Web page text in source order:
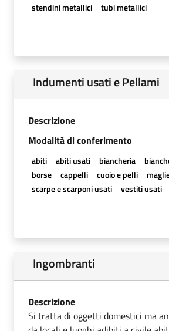
stendini metallici
tubi metallici
Indumenti usati e Pellami
Descrizione
Modalità di conferimento
abiti abiti usati biancheria
borse
cappelli cuoio e pelli
scarpe e scarponi usati
vestiti usati
Ingombranti
Descrizione
Si tratta di oggetti domestici ma